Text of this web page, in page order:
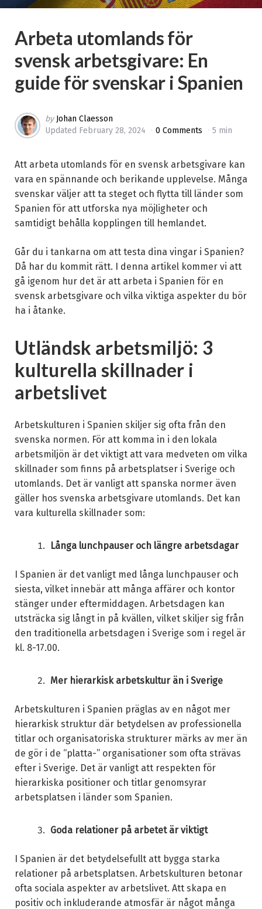
Arbeta utomlands för
svensk arbetsgivare: En
guide för svenskar i Spanien
Posted
by
by Johan Claesson
Updated February 28, 2024 0 Comments 5 min
Att arbeta utomlands för en svensk arbetsgivare kan
vara en spännande och berikande upplevelse. Många
svenskar väljer att ta steget och flytta till länder som
Spanien för att utforska nya möjligheter och
samtidigt behålla kopplingen till hemlandet.
Går du i tankarna om att testa dina vingar i Spanien?
Då har du kommit rätt. I denna artikel kommer vi att
gå igenom hur det är att arbeta i Spanien för en
svensk arbetsgivare och vilka viktiga aspekter du bör
ha i åtanke.
Utländsk arbetsmiljö: 3
kulturella skillnader i
arbetslivet
Arbetskulturen i Spanien skiljer sig ofta från den
svenska normen. För att komma in i den lokala
arbetsmiljön är det viktigt att vara medveten om vilka
skillnader som finns på arbetsplatser i Sverige och
utomlands. Det är vanligt att spanska normer även
gäller hos svenska arbetsgivare utomlands. Det kan
vara kulturella skillnader som:
Långa lunchpauser och längre arbetsdagar
I Spanien är det vanligt med långa lunchpauser och
siesta, vilket innebär att många affärer och kontor
stänger under eftermiddagen. Arbetsdagen kan
utsträcka sig långt in på kvällen, vilket skiljer sig från
den traditionella arbetsdagen i Sverige som i regel är
kl. 8-17.00.
Mer hierarkisk arbetskultur än i Sverige
Arbetskulturen i Spanien präglas av en något mer
hierarkisk struktur där betydelsen av professionella
titlar och organisatoriska strukturer märks av mer än
de gör i de “platta-” organisationer som ofta strävas
efter i Sverige. Det är vanligt att respekten för
hierarkiska positioner och titlar genomsyrar
arbetsplatsen i länder som Spanien.
Goda relationer på arbetet är viktigt
I Spanien är det betydelsefullt att bygga starka
relationer på arbetsplatsen. Arbetskulturen betonar
ofta sociala aspekter av arbetslivet. Att skapa en
positiv och inkluderande atmosfär är något många